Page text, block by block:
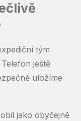
tým
ještě
uložíme
jako obyčejně